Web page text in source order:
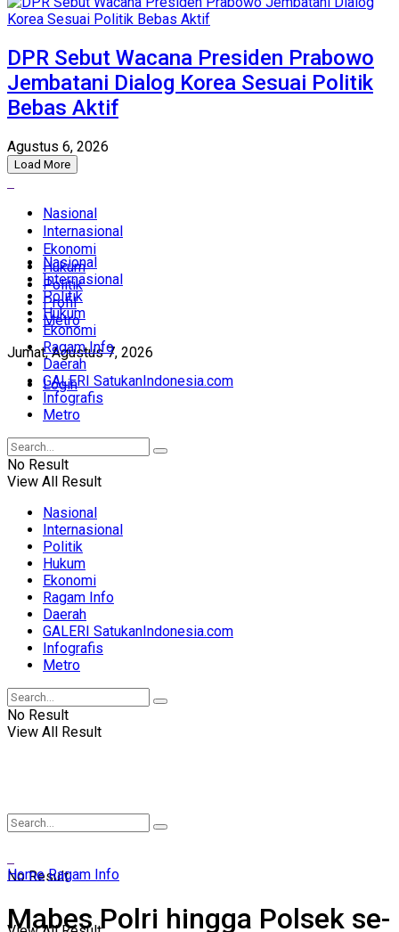
DPR Sebut Wacana Presiden Prabowo
Jembatani Dialog Korea Sesuai Politik
Bebas Aktif
Agustus 6, 2026
Load More
Nasional
Internasional
Ekonomi
Hukum
Politik
Profil
Metro
Jumat, Agustus 7, 2026
Login
Nasional
Internasional
Politik
Hukum
Ekonomi
Ragam Info
Daerah
GALERI SatukanIndonesia.com
Infografis
Metro
No Result
View All Result
Nasional
Internasional
Politik
Hukum
Ekonomi
Ragam Info
Daerah
GALERI SatukanIndonesia.com
Infografis
Metro
No Result
View All Result
No Result
Home Ragam Info
Mabes Polri hingga Polsek se-